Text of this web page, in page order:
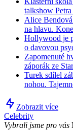
talkshow
Alice
na hlavu.
Hollywood je
o davovou
Zapomenuté
záporák ze
Turek sdílel
nohou.
Zobrazit více
Celebrity
Vybrali jsme pro vás